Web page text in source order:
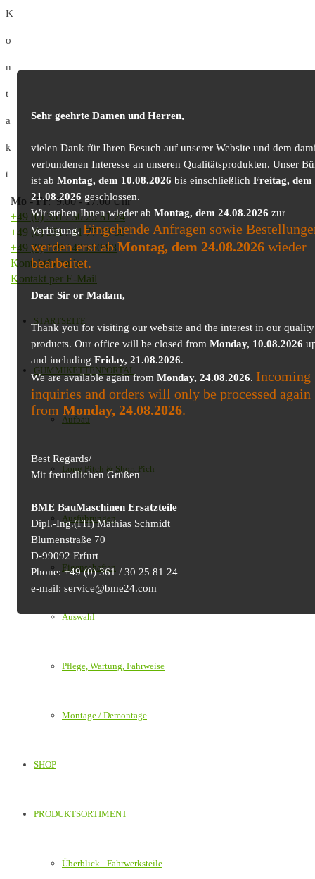
K
o
n
t
a
k
t
Mo -Fr: 9.00 - 17.00 Uhr
+49 (0) 361 / 30 25 81 24
+49 (0) 361 / 41 77 03 30
+49 (0) 179 / 425 50 98
Kontaktformular
Kontakt per E-Mail
STARTSEITE
GUMMIKETTENPORTAL
Aufbau
Long Pitch & Short Pich
Ausführungen
Eigenschaften
Auswahl
Pflege, Wartung, Fahrweise
Montage / Demontage
SHOP
PRODUKTSORTIMENT
Überblick - Fahrwerksteile
Sehr geehrte Damen und Herren,
vielen Dank für Ihren Besuch auf unserer Website und dem
verbundenen Interesse an unseren Qualitätsprodukten. Unser
ist ab Montag, dem 10.08.2026 bis einschließlich Freitag, dem
21.08.2026 geschlossen.
Wir stehen Ihnen wieder ab Montag, dem 24.08.2026 zur
Verfügung.Eingehende Anfragen sowie
werden erst abMontag, dem 24.08.2026wieder
bearbeitet.
Dear Sir or Madam,
Thank you for visiting our website and the interest in our quality
products. Our office will be closed from Monday, 10.08.2026
and including Friday, 21.08.2026.
We are available again from Monday, 24.08.2026. Incoming
inquiries and orders will only be processed again
from Monday, 24.08.2026.
Best Regards/
Mit freundlichen Grüßen
BME BauMaschinen Ersatzteile
Dipl.-Ing.(FH) Mathias Schmidt
Blumenstraße 70
D-99092 Erfurt
Phone: +49 (0) 361 / 30 25 81 24
e-mail: service@bme24.com